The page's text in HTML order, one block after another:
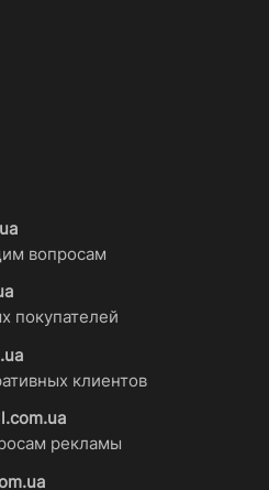
вопросам
покупателей
клиентов
рекламы